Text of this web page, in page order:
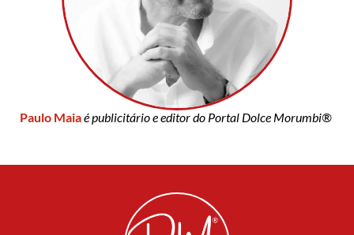
Paulo Maiaé publicitário e editor do Portal Dolce Morumbi®